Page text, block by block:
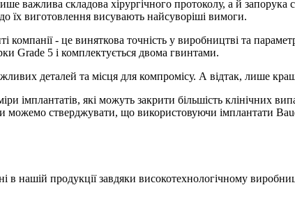
важлива складова хірургічного протоколу, а й запорука
їх виготовлення висувають найсуворіші вимоги.
компанії - це виняткова точність у виробництві та
Grade 5 і комплектується двома гвинтами.
деталей та місця для компромісу. А відтак, лише
імплантатів, які можуть закрити більшість клінічних
можемо стверджувати, що використовуючи імплантати
нашій продукції завдяки високотехнологічному